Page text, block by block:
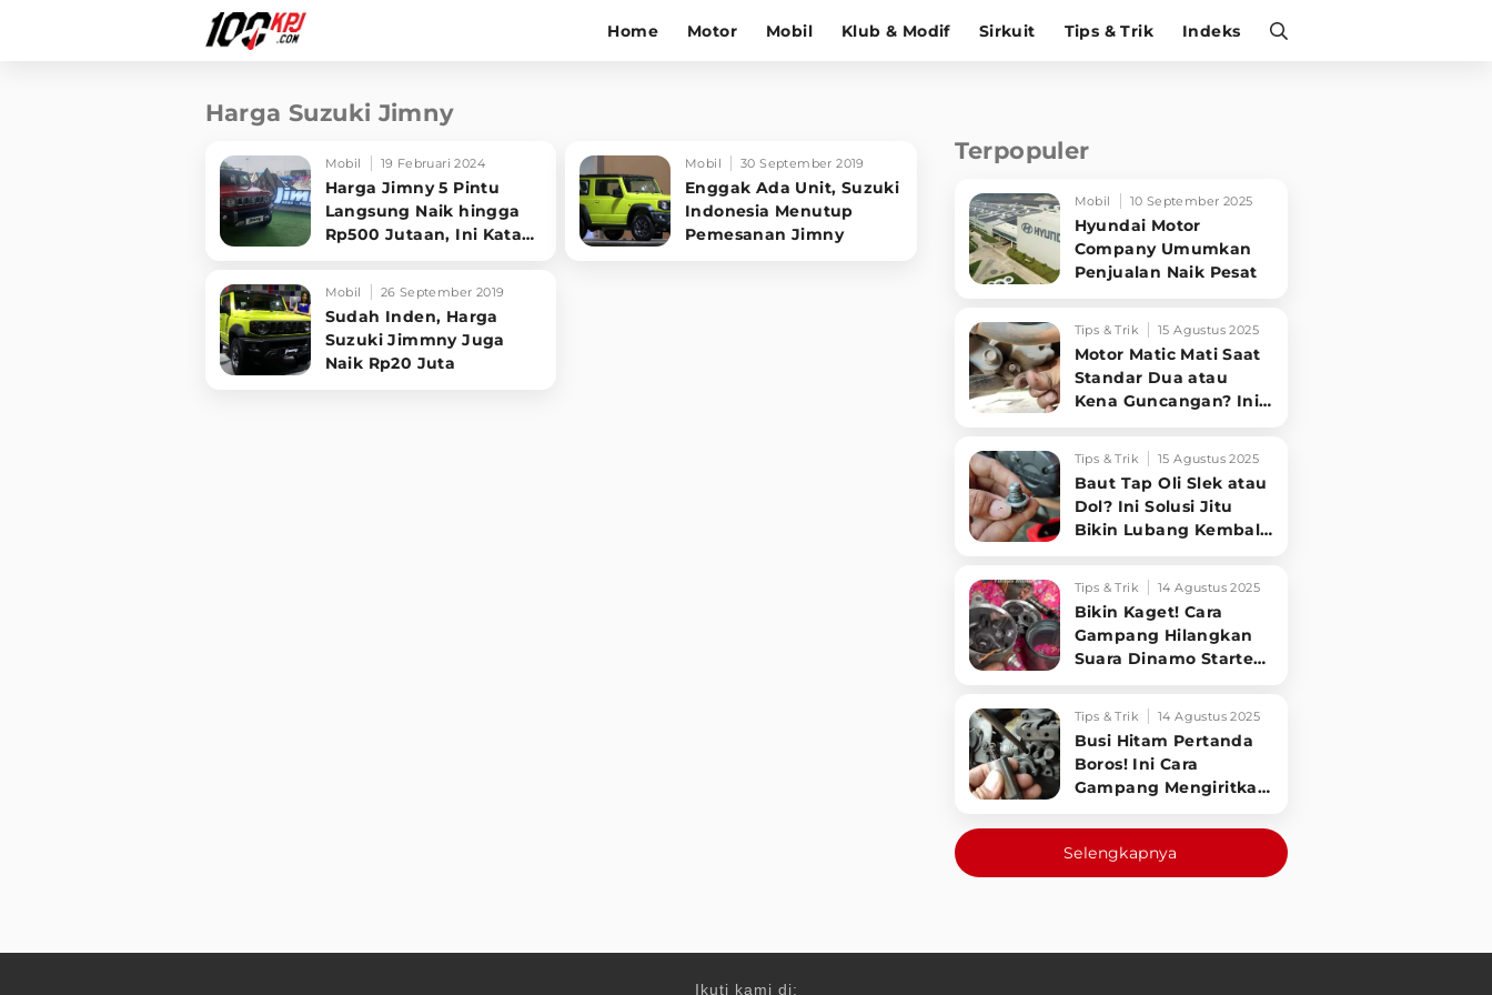
Home Motor Mobil Klub & Modif Sirkuit Tips & Trik Indeks
Harga Suzuki Jimny
Mobil 19 Februari 2024
Harga Jimny 5 Pintu
Langsung Naik hingga
Rp500 Jutaan, Ini Kata
Mobil 30 September 2019
Enggak Ada Unit, Suzuki
Indonesia Menutup
Pemesanan Jimny
Mobil 26 September 2019
Sudah Inden, Harga
Suzuki Jimmny Juga
Naik Rp20 Juta
Terpopuler
Mobil 10 September 2025
Hyundai Motor
Company Umumkan
Penjualan Naik Pesat
Tips & Trik 15 Agustus 2025
Motor Matic Mati Saat
Standar Dua atau
Kena Guncangan? Ini
Tips & Trik 15 Agustus 2025
Baut Tap Oli Slek atau
Dol? Ini Solusi Jitu
Bikin Lubang Kembali
Tips & Trik 14 Agustus 2025
Bikin Kaget! Cara
Gampang Hilangkan
Suara Dinamo Starter
Dimatikan!
Tips & Trik 14 Agustus 2025
Busi Hitam Pertanda
Boros! Ini Cara
Gampang Mengiritkan
Lebih Irit!
Selengkapnya
Ikuti kami di: